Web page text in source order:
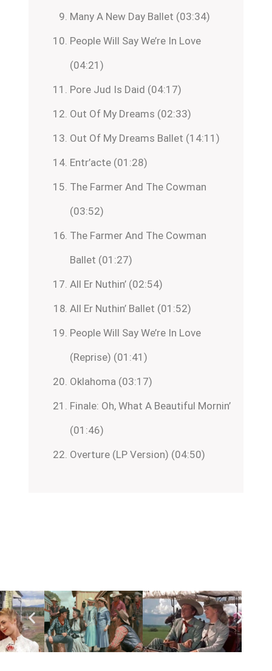
Many A New Day Ballet (03:34)
People Will Say We’re In Love
(04:21)
Pore Jud Is Daid (04:17)
Out Of My Dreams (02:33)
Out Of My Dreams Ballet (14:11)
Entr’acte (01:28)
The Farmer And The Cowman
(03:52)
The Farmer And The Cowman
Ballet (01:27)
All Er Nuthin’ (02:54)
All Er Nuthin’ Ballet (01:52)
People Will Say We’re In Love
(Reprise) (01:41)
Oklahoma (03:17)
Finale: Oh, What A Beautiful Mornin’
(01:46)
Overture (LP Version) (04:50)